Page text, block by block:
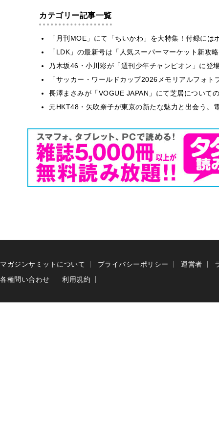
カテゴリー記事一覧
「月刊MOE」にて「ちいかわ」を大特集！付録に
「LDK」の最新号は「人気スーパーマーケット新
乃木坂46・小川彩が「週刊少年チャンピオン」に
「サッカー・ワールドカップ2026メモリアルフォ
長澤まさみが「VOGUE JAPAN」にて芝居について
元HKT48・矢吹奈子が東京の新たな魅力と出会う
マガジンサミットについて プライバシーポリシー 運営者
各種問い合わせ
利用規約